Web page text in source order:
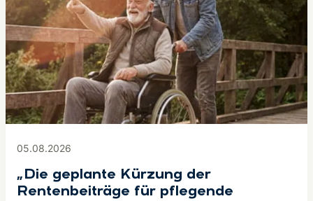
05.08.2026
„Die geplante Kürzung der
Rentenbeiträge für pflegende